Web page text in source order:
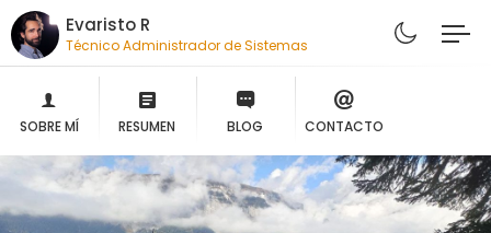
Evaristo R
Técnico Administrador de Sistemas
SOBRE MÍ RESUMEN BLOG CONTACTO